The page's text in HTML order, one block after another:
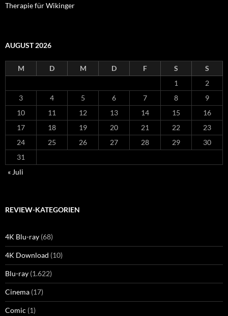
Therapie für Wikinger
AUGUST 2026
M D M D F S
S
1
2
3
4 5 6 7 8
9
10
11 12 13 14 15
16
17
18 19 20 21 22
23
24
25 26 27 28 29
30
31
« Juli
REVIEW-KATEGORIEN
4K Blu-ray (68)
4K Download (10)
Blu-ray (1.622)
Cinema (17)
Comic (1)